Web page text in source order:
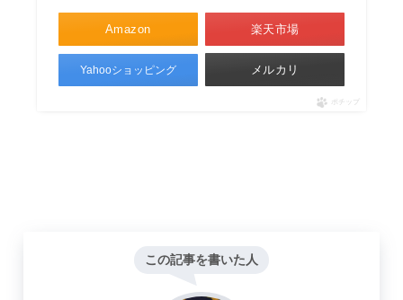
Amazon 楽天市場
Yahooショッピング メルカリ
ポチップ
この記事を書いた人